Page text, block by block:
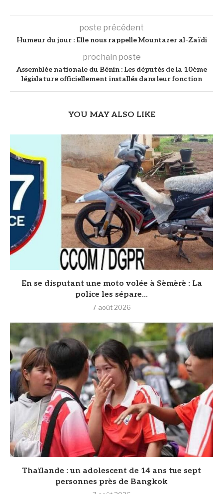
poste précédent
Humeur du jour : Elle nous rappelle Mountazer al-Zaïdi
prochain poste
Assemblée nationale du Bénin : Les députés de la 10ème
législature officiellement installés dans leur fonction
YOU MAY ALSO LIKE
En se disputant une moto volée à Sèmèrè : La
police les sépare...
7 août 2026
Thaïlande : un adolescent de 14 ans tue sept
personnes près de Bangkok